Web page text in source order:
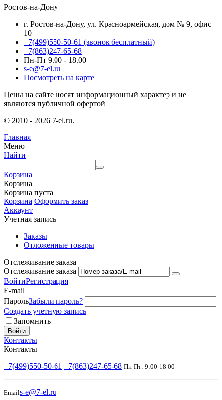
Ростов-на-Дону
г. Ростов-на-Дону, ул. Красноармейская, дом № 9, офис
10
+7(499)550-50-61 (звонок бесплатный)
+7(863)247-65-68
Пн-Пт 9.00 - 18.00
s-e@7-el.ru
Посмотреть на карте
Цены на сайте носят информационный характер и не
являются публичной офертой
© 2010 - 2026 7-el.ru.
Главная
Меню
Найти
Корзина
Корзина
Корзина пуста
Корзина Оформить заказ
Аккаунт
Учетная запись
Заказы
Отложенные товары
Отслеживание заказа
Отслеживание заказа
ВойтиРегистрация
E-mail
ПарольЗабыли пароль?
Создать учетную запись
Запомнить
Войти
Контакты
Контакты
+7(499)550-50-61 +7(863)247-65-68 Пн-Пт: 9:00-18:00
Emails-e@7-el.ru